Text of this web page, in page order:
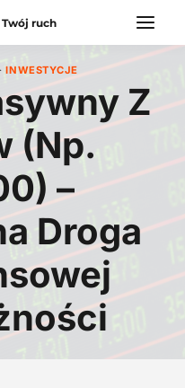
ruch
·INWESTYCJE
Z
(np.
–
Droga